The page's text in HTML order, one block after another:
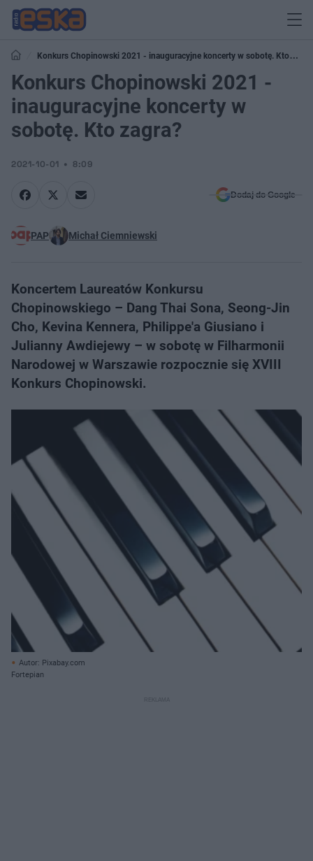
Konkurs Chopinowski 2021 - inauguracyjne koncerty w sobotę. Kto
zagra?
Konkurs Chopinowski 2021 -
inauguracyjne koncerty w
sobotę. Kto zagra?
2021-10-01 8:09
Dodaj do Google
PAP Michał Ciemniewski
Koncertem Laureatów Konkursu
Chopinowskiego – Dang Thai Sona, Seong-Jin
Cho, Kevina Kennera, Philippe'a Giusiano i
Julianny Awdiejewy – w sobotę w Filharmonii
Narodowej w Warszawie rozpocznie się XVIII
Konkurs Chopinowski.
Autor: Pixabay.com
Fortepian